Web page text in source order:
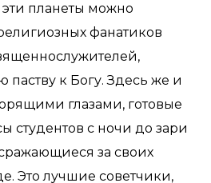
планеты можно
фанатиков
паству к Богу. Здесь же и
глазами, готовые
студентов с ночи до зари
за своих
Это лучшие советчики,